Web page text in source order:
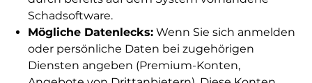
Schadsoftware.
Mögliche Datenlecks:Wenn Sie sich anmelden
oder persönliche Daten bei zugehörigen
Diensten angeben (Premium-Konten,